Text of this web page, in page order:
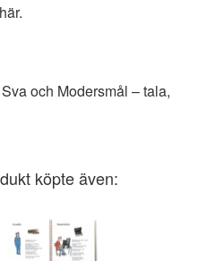
och Modersmål – tala,
köpte även: